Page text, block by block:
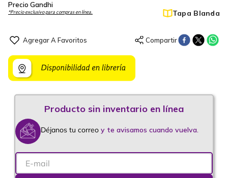
Precio Gandhi
*Precio exclusivo para compras en línea. Tapa Blanda
Déjanos tu correo y te avisamos cuando vuelva.